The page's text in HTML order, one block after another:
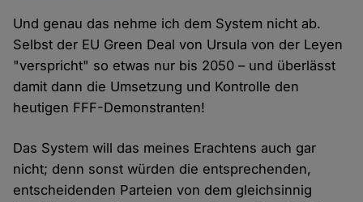
Und genau das nehme ich dem System nicht ab.
Selbst der EU Green Deal von Ursula von der Leyen
"verspricht" so etwas nur bis 2050 – und überlässt
damit dann die Umsetzung und Kontrolle den
heutigen FFF-Demonstranten!
Das System will das meines Erachtens auch gar
nicht; denn sonst würden die entsprechenden,
entscheidenden Parteien von dem gleichsinnig